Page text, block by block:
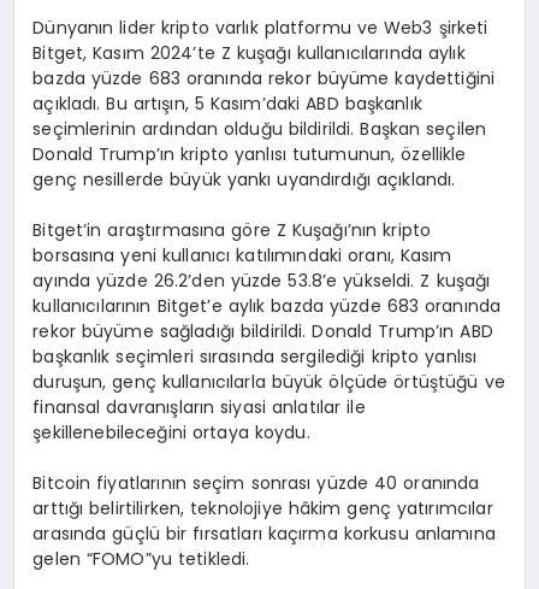
Dünyanın lider kripto varlık platformu ve Web3 şirketi
Bitget, Kasım 2024’te Z kuşağı kullanıcılarında aylık
bazda yüzde 683 oranında rekor büyüme kaydettiğini
açıkladı. Bu artışın, 5 Kasım’daki ABD başkanlık
seçimlerinin ardından olduğu bildirildi. Başkan seçilen
Donald Trump’ın kripto yanlısı tutumunun, özellikle
genç nesillerde büyük yankı uyandırdığı açıklandı.
Bitget’in araştırmasına göre Z Kuşağı’nın kripto
borsasına yeni kullanıcı katılımındaki oranı, Kasım
ayında yüzde 26.2’den yüzde 53.8’e yükseldi. Z kuşağı
kullanıcılarının Bitget’e aylık bazda yüzde 683 oranında
rekor büyüme sağladığı bildirildi. Donald Trump’ın ABD
başkanlık seçimleri sırasında sergilediği kripto yanlısı
duruşun, genç kullanıcılarla büyük ölçüde örtüştüğü ve
finansal davranışların siyasi anlatılar ile
şekillenebileceğini ortaya koydu.
Bitcoin fiyatlarının seçim sonrası yüzde 40 oranında
arttığı belirtilirken, teknolojiye hâkim genç yatırımcılar
arasında güçlü bir fırsatları kaçırma korkusu anlamına
gelen “FOMO”yu tetikledi.